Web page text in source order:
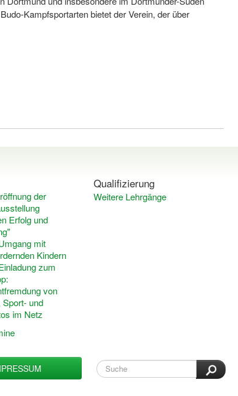
Kampfsportarten bietet der Verein, der über
der
Erfolg und
mit
Kindern
zum
von
Sport- und
im Netz
Qualifizierung
Weitere Lehrgänge